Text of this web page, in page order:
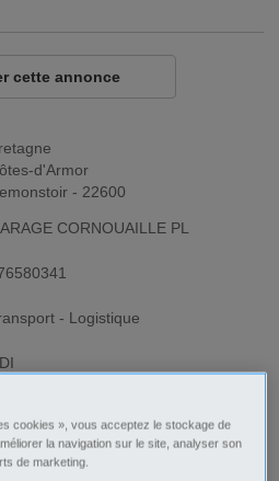
d'Armor
- 22600
CORNOUAILLE PL
- Logistique
cette annonce
cookies », vous acceptez le stockage de
la navigation sur le site, analyser son
de marketing.